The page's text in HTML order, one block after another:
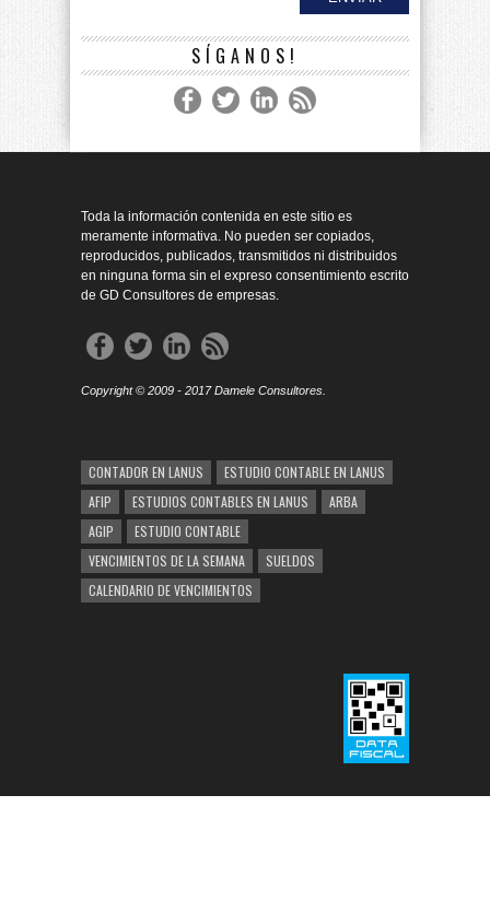
SÍGANOS!
Toda la información contenida en este sitio es
meramente informativa. No pueden ser copiados,
reproducidos, publicados, transmitidos ni distribuidos
en ninguna forma sin el expreso consentimiento escrito
de GD Consultores de empresas.
Copyright © 2009 - 2017 Damele Consultores.
CONTADOR EN LANUS
ESTUDIO CONTABLE EN LANUS
AFIP
ESTUDIOS CONTABLES EN LANUS
ARBA
AGIP
ESTUDIO CONTABLE
VENCIMIENTOS DE LA SEMANA
SUELDOS
CALENDARIO DE VENCIMIENTOS